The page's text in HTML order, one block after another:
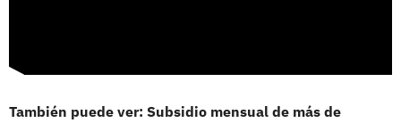
También puede ver: Subsidio mensual de más de